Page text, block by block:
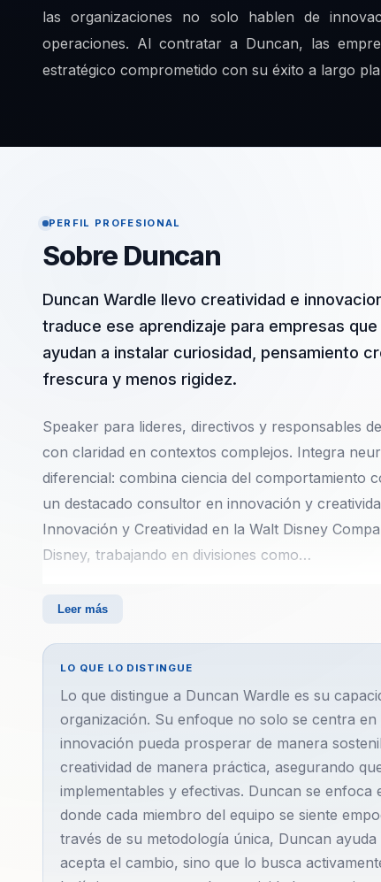
las organizaciones no solo hablen de
operaciones. Al contratar a Duncan, las
estratégico comprometido con su éxito a largo
PERFIL PROFESIONAL
Sobre Duncan
Duncan Wardle llevo creatividad e
traduce ese aprendizaje para empresas
ayudan a instalar curiosidad, pensamiento
frescura y menos rigidez.
Speaker para lideres, directivos y responsables
con claridad en contextos complejos. Integra
diferencial: combina ciencia del comportamiento
un destacado consultor en innovación y
Innovación y Creatividad en la Walt Disney
Disney, trabajando en divisiones como…
Duncan Wardle es un destacado consultor en
liderado equipos en Disney, trabajando en
carrera en Disney lo llevó a desempeñar roles
París, Los Ángeles, Hong Kong, Mumbai y
única sobre cómo la innovación puede ser
Duncan es reconocido por su habilidad para
ayudando a las empresas a generar ideas
organizacional. Su enfoque se centra en liberar
barreras y alcanzar nuevos niveles de éxito.
Leer más
LO QUE LO DISTINGUE
Lo que distingue a Duncan Wardle es su
organización. Su enfoque no solo se centra
innovación pueda prosperar de manera
creatividad de manera práctica, asegurando
implementables y efectivas. Duncan se
donde cada miembro del equipo se siente
través de su metodología única, Duncan
acepta el cambio, sino que lo busca